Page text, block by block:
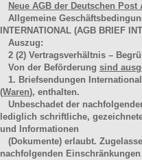
Neue AGB der Deutschen Post
Allgemeine
INTERNATIONAL (AGB BRIEF
Auszug:
2 (2) Vertragsverhältnis –
Von der Beförderung sind
1. Briefsendungen
(Waren), enthalten.
Unbeschadet der
lediglich schriftliche,
und Informationen
(Dokumente) erlaubt.
nachfolgenden